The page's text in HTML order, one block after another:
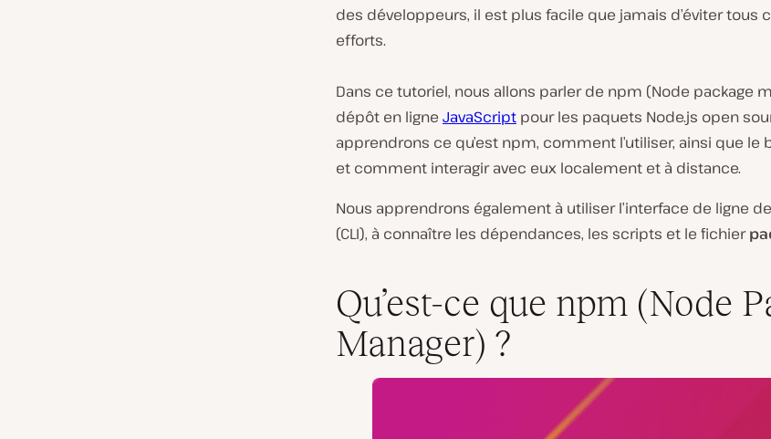
des développeurs, il est plus facile que jamais d’éviter tous
efforts.
Dans ce tutoriel, nous allons parler de npm (Node package
dépôt en ligne JavaScript pour les paquets Node.js open
apprendrons ce qu’est npm, comment l’utiliser, ainsi que le
et comment interagir avec eux localement et à distance.
Nous apprendrons également à utiliser l’interface de ligne
(CLI), à connaître les dépendances, les scripts et le fichier
Qu’est-ce que npm (Node
Manager) ?